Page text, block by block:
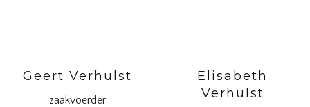
Geert Verhulst
zaakvoerder
Elisabeth
Verhulst